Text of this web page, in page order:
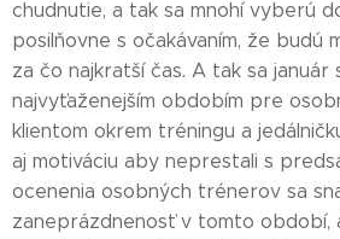
chudnutie, a tak sa mnohí vyberú
posilňovne s očakávaním, že budú
za čo najkratší čas. A tak sa január
najvyťaženejším obdobím pre
klientom okrem tréningu a
aj motiváciu aby neprestali s
ocenenia osobných trénerov sa
zaneprázdnenosť v tomto období,